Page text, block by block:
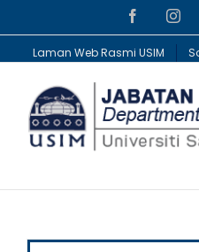
content
Facebook
Laman Web Rasmi USIM